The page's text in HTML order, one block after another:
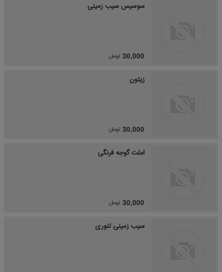
سوسیس سیب زمینی
30,000 تومان
زیتون
30,000 تومان
املت گوجه فرنگی
30,000 تومان
سیب زمینی تنوری